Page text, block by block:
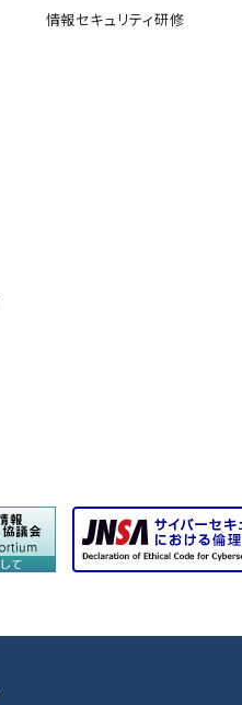
情報セキュリティ研修